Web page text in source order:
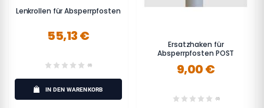
Lenkrollen für Absperrpfosten
55,13 €
(0)
IN DEN WARENKORB
Ersatzhaken für
Absperrpfosten POST
9,00 €
(0)